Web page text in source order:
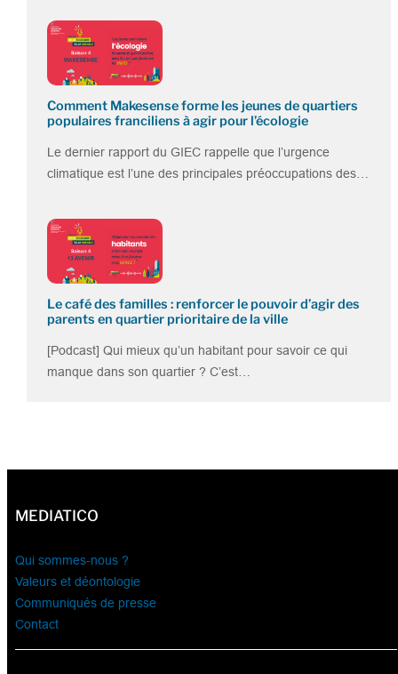
Comment Makesense forme les jeunes de quartiers
populaires franciliens à agir pour l’écologie
Le dernier rapport du GIEC rappelle que l’urgence
climatique est l’une des principales préoccupations des…
Le café des familles : renforcer le pouvoir d’agir des
parents en quartier prioritaire de la ville
[Podcast] Qui mieux qu’un habitant pour savoir ce qui
manque dans son quartier ? C’est…
MEDIATICO
Qui sommes-nous ?
Valeurs et déontologie
Communiqués de presse
Contact